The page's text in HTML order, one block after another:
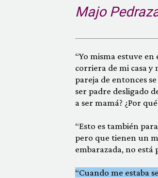
Majo
“Yo misma estuve
corriera de mi casa y
pareja de entonces
ser padre desligado
a ser mamá? ¿Por
“Esto es también
pero que tienen un
embarazada, no está
“Cuando me estaba